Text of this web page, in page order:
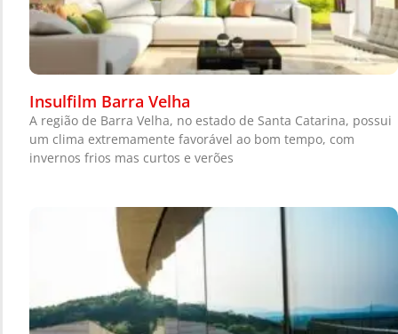
Insulfilm Barra Velha
A região de Barra Velha, no estado de Santa Catarina, possui
um clima extremamente favorável ao bom tempo, com
invernos frios mas curtos e verões